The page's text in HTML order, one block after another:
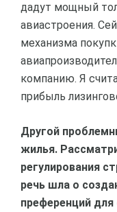
дадут мощный
авиастроения.
механизма
компанию. Я
прибыль
Другой
жилья.
регулирования
речь шла о
преференций